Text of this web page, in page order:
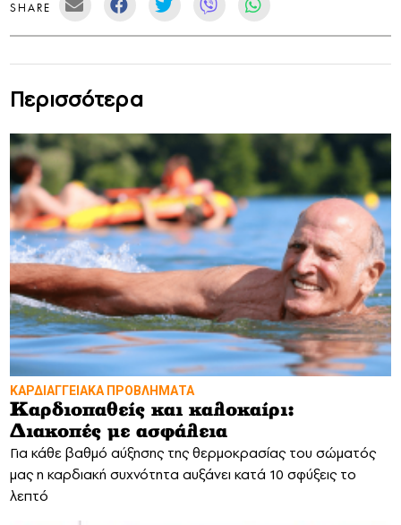
SHARE
Περισσότερα
ΚΑΡΔΙΑΓΓΕΙΑΚΑ ΠΡΟΒΛΗΜΑΤΑ
Καρδιοπαθείς και καλοκαίρι:
Διακοπές με ασφάλεια
Για κάθε βαθμό αύξησης της θερμοκρασίας του σώματός
μας η καρδιακή συχνότητα αυξάνει κατά 10 σφύξεις το
λεπτό